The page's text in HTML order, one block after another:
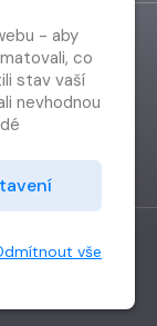
- aby
co
stav vaší
nevhodnou
nám takvše